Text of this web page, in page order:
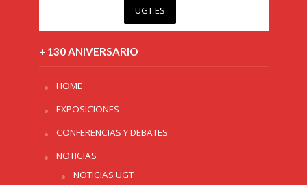
UGT.ES
+ 130 ANIVERSARIO
HOME
EXPOSICIONES
CONFERENCIAS Y DEBATES
NOTICIAS
NOTICIAS UGT